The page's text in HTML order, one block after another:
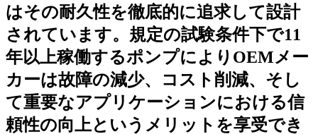
はその耐久性を徹底的に追求して設計
されています。規定の試験条件下で11
年以上稼働するポンプによりOEMメー
カーは故障の減少、コスト削減、そし
て重要なアプリケーションにおける信
頼性の向上というメリットを享受でき